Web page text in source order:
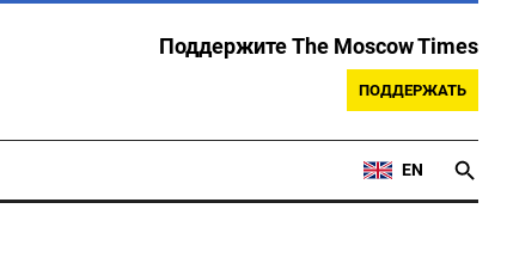
Поддержите The Moscow Times
ПОДДЕРЖАТЬ
EN